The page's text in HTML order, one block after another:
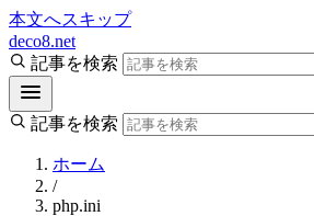
本文へスキップ
deco8.net
記事を検索
記事を検索
ホーム
/
php.ini